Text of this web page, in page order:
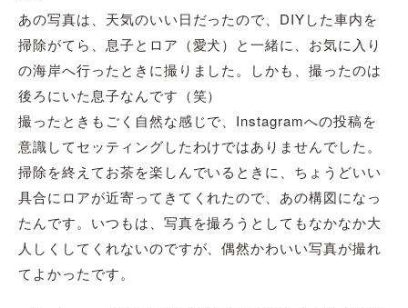
あの写真は、天気のいい日だったので、DIYした車内を
掃除がてら、息子とロア（愛犬）と一緒に、お気に入り
の海岸へ行ったときに撮りました。しかも、撮ったのは
後ろにいた息子なんです（笑）
撮ったときもごく自然な感じで、Instagramへの投稿を
意識してセッティングしたわけではありませんでした。
掃除を終えてお茶を楽しんでいるときに、ちょうどいい
具合にロアが近寄ってきてくれたので、あの構図になっ
たんです。いつもは、写真を撮ろうとしてもなかなか大
人しくしてくれないのですが、偶然かわいい写真が撮れ
てよかったです。